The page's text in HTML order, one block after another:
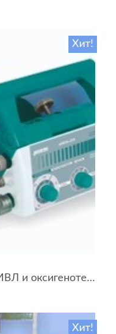
Хит!
Пневматический аппарат ИВЛ и оксигенотерапии портативный АИВЛп-2/20-«ТМТ»
Хит!